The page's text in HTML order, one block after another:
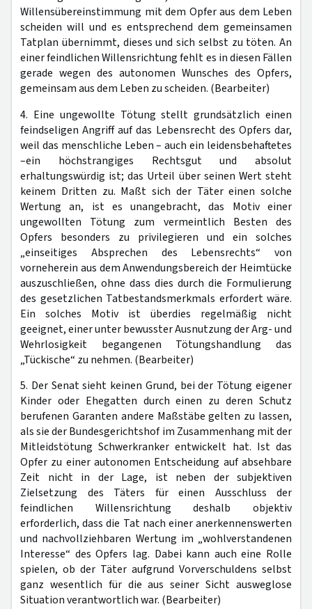
Willensübereinstimmung mit dem Opfer aus dem Leben
scheiden will und es entsprechend dem gemeinsamen
Tatplan übernimmt, dieses und sich selbst zu töten. An
einer feindlichen Willensrichtung fehlt es in diesen Fällen
gerade wegen des autonomen Wunsches des Opfers,
gemeinsam aus dem Leben zu scheiden. (Bearbeiter)
4. Eine ungewollte Tötung stellt grundsätzlich einen
feindseligen Angriff auf das Lebensrecht des Opfers dar,
weil das menschliche Leben – auch ein leidensbehaftetes
–ein höchstrangiges Rechtsgut und absolut
erhaltungswürdig ist; das Urteil über seinen Wert steht
keinem Dritten zu. Maßt sich der Täter einen solche
Wertung an, ist es unangebracht, das Motiv einer
ungewollten Tötung zum vermeintlich Besten des
Opfers besonders zu privilegieren und ein solches
„einseitiges Absprechen des Lebensrechts“ von
vorneherein aus dem Anwendungsbereich der Heimtücke
auszuschließen, ohne dass dies durch die Formulierung
des gesetzlichen Tatbestandsmerkmals erfordert wäre.
Ein solches Motiv ist überdies regelmäßig nicht
geeignet, einer unter bewusster Ausnutzung der Arg- und
Wehrlosigkeit begangenen Tötungshandlung das
„Tückische“ zu nehmen. (Bearbeiter)
5. Der Senat sieht keinen Grund, bei der Tötung eigener
Kinder oder Ehegatten durch einen zu deren Schutz
berufenen Garanten andere Maßstäbe gelten zu lassen,
als sie der Bundesgerichtshof im Zusammenhang mit der
Mitleidstötung Schwerkranker entwickelt hat. Ist das
Opfer zu einer autonomen Entscheidung auf absehbare
Zeit nicht in der Lage, ist neben der subjektiven
Zielsetzung des Täters für einen Ausschluss der
feindlichen Willensrichtung deshalb objektiv
erforderlich, dass die Tat nach einer anerkennenswerten
und nachvollziehbaren Wertung im „wohlverstandenen
Interesse“ des Opfers lag. Dabei kann auch eine Rolle
spielen, ob der Täter aufgrund Vorverschuldens selbst
ganz wesentlich für die aus seiner Sicht ausweglose
Situation verantwortlich war. (Bearbeiter)